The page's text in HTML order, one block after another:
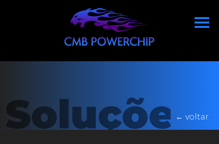
← voltar
Soluções